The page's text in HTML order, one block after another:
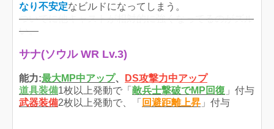
なり不安定なビルドになってしまう。
ついでに他キャストが相対的に強くなってるのがズル
い。
サナ(ソウル WR Lv.3)
能力:最大MP中アップ、
DS攻撃力中アップ
道具装備1枚以上発動で「 敵兵士撃破でMP回復 」付与
武器装備2枚以上発動で、「 回避距離上昇 」付与